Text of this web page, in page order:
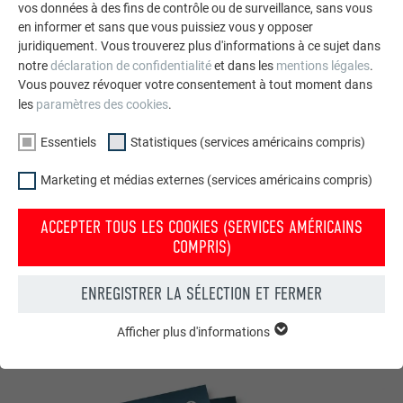
LODJ PAR THÉVENIN SA
PARTIES PRENANTES
PRODUIT :
PREFALZ
02 P.10 anthracite
Parc d’Activités Orléans Sologne
CS 80050 Saint-Cyr-en-Val
45075 Orléans Cedex 2
vos données à des fins de contrôle ou de surveillance, sans vous
en informer et sans que vous puissiez vous y opposer
juridiquement. Vous trouverez plus d'informations à ce sujet dans
notredéclaration de confidentialitéet dans les mentions légales.
Vous pouvez révoquer votre consentement à tout moment dans
les paramètres des cookies.
Essentiels Statistiques (services américains compris)
Marketing et médias externes (services américains compris)
ACCEPTER TOUS LES COOKIES (SERVICES AMÉRICAINS
COMPRIS)
ENREGISTRER LA SÉLECTION ET FERMER
Internet fonctionne correctement.
Afficher plus d'informations